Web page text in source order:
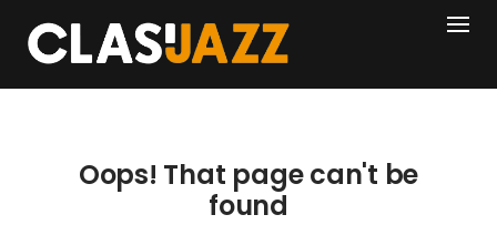
content
404
Oops! That page can't be
found